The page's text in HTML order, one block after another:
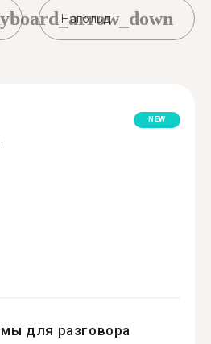
Нагольд
NEW
для разговора